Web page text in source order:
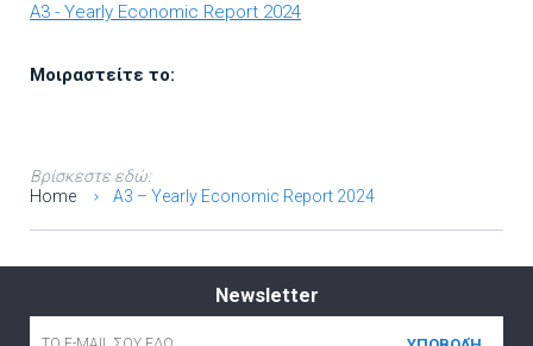
A3 - Yearly Economic Report 2024
Μοιραστείτε το:
Βρίσκεστε εδώ:
Home
A3 – Yearly Economic Report 2024
Newsletter